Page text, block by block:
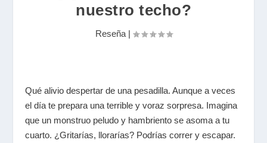
nuestro techo?
Reseña|
Qué alivio despertar de una pesadilla. Aunque a veces
el día te prepara una terrible y voraz sorpresa. Imagina
que un monstruo peludo y hambriento se asoma a tu
cuarto. ¿Gritarías, llorarías? Podrías correr y escapar.